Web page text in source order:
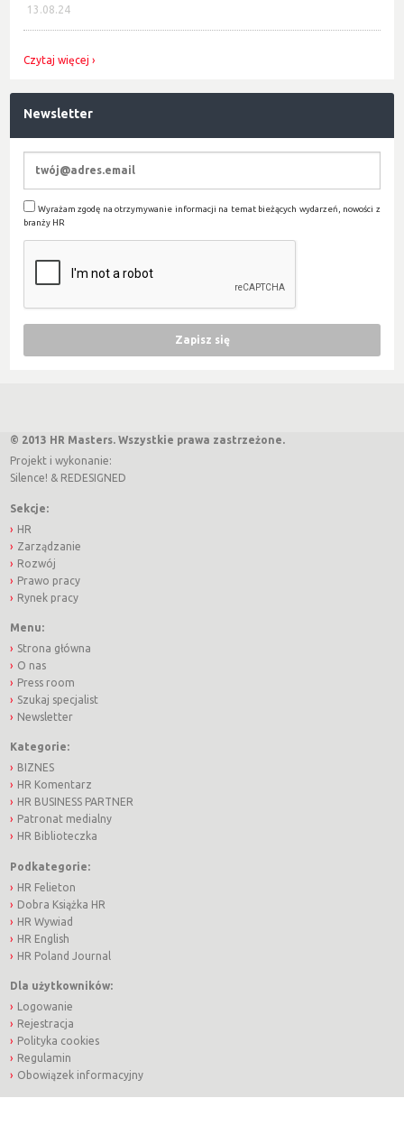
13.08.24
Czytaj więcej
Newsletter
Wyrażam zgodę na otrzymywanie informacji na temat bieżących wydarzeń, nowości z
branży HR
© 2013 HR Masters. Wszystkie prawa zastrzeżone.
Projekt i wykonanie:
Silence! & REDESIGNED
Sekcje:
HR
Zarządzanie
Rozwój
Prawo pracy
Rynek pracy
Menu:
Strona główna
O nas
Press room
Szukaj specjalist
Newsletter
Kategorie:
BIZNES
HR Komentarz
HR BUSINESS PARTNER
Patronat medialny
HR Biblioteczka
Podkategorie:
HR Felieton
Dobra Książka HR
HR Wywiad
HR English
HR Poland Journal
Dla użytkowników:
Logowanie
Rejestracja
Polityka cookies
Regulamin
Obowiązek informacyjny